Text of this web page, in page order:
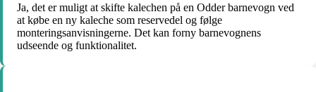
Ja, det er muligt at skifte kalechen på en Odder barnevogn ved
at købe en ny kaleche som reservedel og følge
monteringsanvisningerne. Det kan forny barnevognens
udseende og funktionalitet.